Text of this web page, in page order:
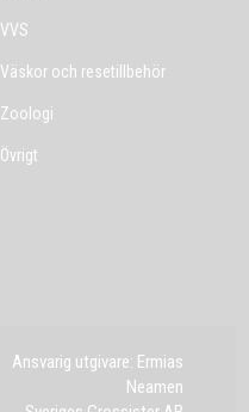
VVS
Väskor och resetillbehör
Zoologi
Övrigt
Ansvarig utgivare: Ermias
Neamen